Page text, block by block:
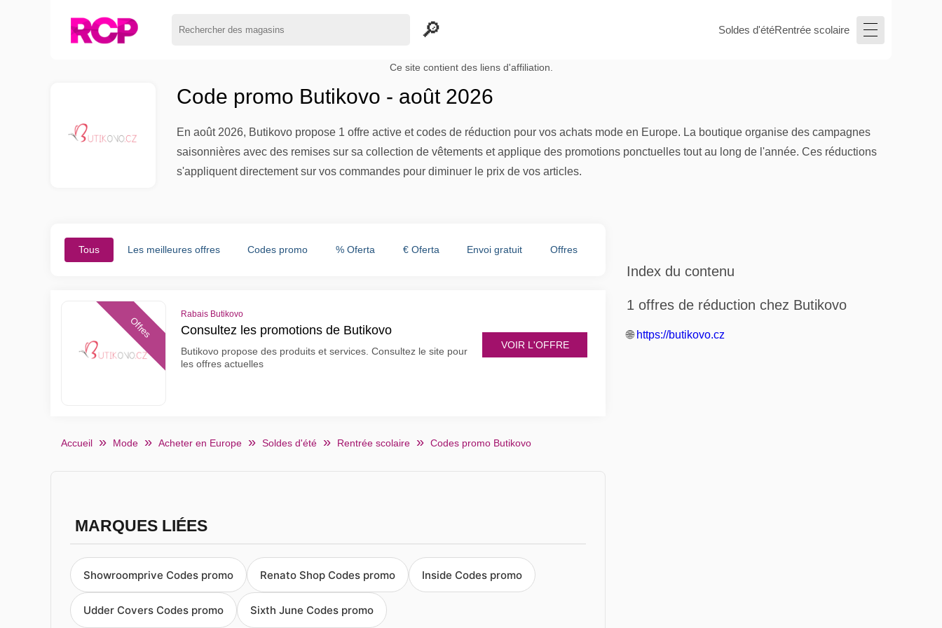
Soldes d'étéRentrée scolaire
Ce site contient des liens d'affiliation.
Code promo Butikovo - août 2026
En août 2026, Butikovo propose 1 offre active et codes de réduction pour vos achats mode en Europe. La boutique organise des campagnes
saisonnières avec des remises sur sa collection de vêtements et applique des promotions ponctuelles tout au long de l'année. Ces réductions
s'appliquent directement sur vos commandes pour diminuer le prix de vos articles.
Tous Les meilleures offres Codes promo % Oferta € Oferta Envoi gratuit Offres
Offres
Rabais Butikovo
Consultez les promotions de Butikovo
Butikovo propose des produits et services. Consultez le site pour
les offres actuelles
VOIR L'OFFRE
Accueil Mode Acheter en Europe Soldes d'été Rentrée scolaire Codes promo Butikovo
MARQUES LIÉES
Showroomprive Codes promo Renato Shop Codes promo Inside Codes promo
Udder Covers Codes promo Sixth June Codes promo
Index du contenu
1 offres de réduction chez Butikovo
🌐 https://butikovo.cz